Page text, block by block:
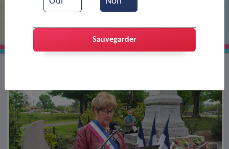
et héros de la déportation
Sauvegarder